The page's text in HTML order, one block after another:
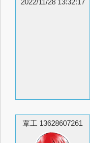
2022/11/28 13:32:17
覃工 13628607261